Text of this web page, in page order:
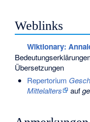
Weblinks
Wiktionary:
Übersetzungen
Repertorium
Mittelalters
auf